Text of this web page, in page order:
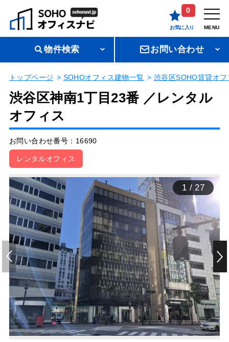
0
お気に入り MENU
物件検索 お問い合わせ
トップページ SOHOオフィス建物一覧 渋谷区SOHO賃貸オフ
渋谷区神南1丁目23番 ／レンタル
オフィス
お問い合わせ番号：16690
レンタルオフィス
1 /27